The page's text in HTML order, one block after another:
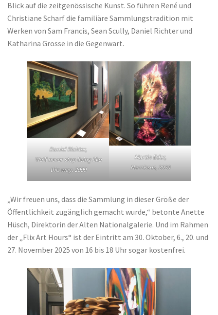
Blick auf die zeitgenössische Kunst. So führen René und
Christiane Scharf die familiäre Sammlungstradition mit
Werken von Sam Francis, Sean Scully, Daniel Richter und
Katharina Grosse in die Gegenwart.
Daniel Richter,
We’ll never stop living like
this way, 2009
Martin Eder,
Narzissus, 2020
„Wir freuen uns, dass die Sammlung in dieser Größe der
Öffentlichkeit zugänglich gemacht wurde,“ betonte Anette
Hüsch, Direktorin der Alten Nationalgalerie. Und im Rahmen
der „Flix Art Hours“ ist der Eintritt am 30. Oktober, 6., 20. und
27. November 2025 von 16 bis 18 Uhr sogar kostenfrei.